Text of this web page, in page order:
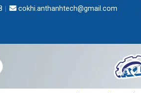
cokhi.anthanhtech@gmail.com